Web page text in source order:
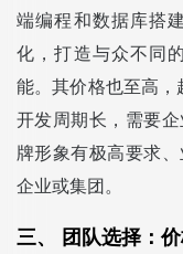
端编程和数据库搭
化，打造与众不同
能。其价格也至高，
开发周期长，需要
牌形象有极高要求
企业或集团。
三、 团队选择：